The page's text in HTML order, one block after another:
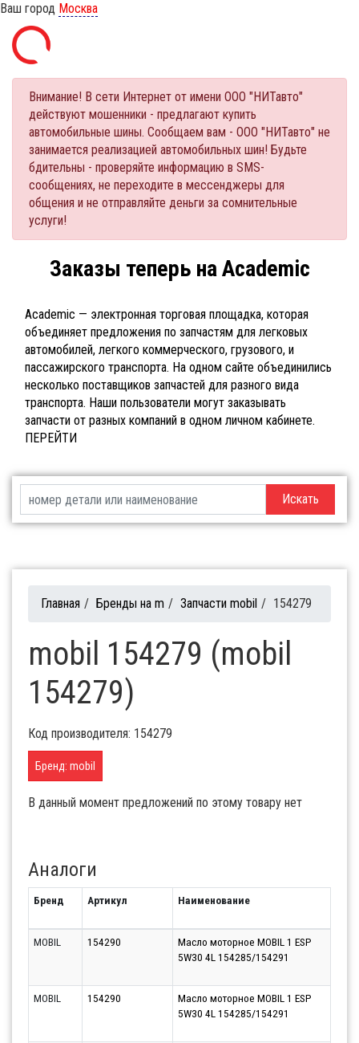
Ваш город Москва
Внимание! В сети Интернет от имени ООО "НИТавто"
действуют мошенники - предлагают купить
автомобильные шины. Сообщаем вам - ООО "НИТавто" не
занимается реализацией автомобильных шин! Будьте
бдительны - проверяйте информацию в SMS-
сообщениях, не переходите в мессенджеры для
общения и не отправляйте деньги за сомнительные
услуги!
Заказы теперь на Academic
Academic — электронная торговая площадка, которая
объединяет предложения по запчастям для легковых
автомобилей, легкого коммерческого, грузового, и
пассажирского транспорта. На одном сайте объединились
несколько поставщиков запчастей для разного вида
транспорта. Наши пользователи могут заказывать
запчасти от разных компаний в одном личном кабинете.
ПЕРЕЙТИ
Искать
Главная / Бренды на m / Запчасти mobil / 154279
mobil 154279 (mobil
154279)
Код производителя: 154279
Бренд: mobil
В данный момент предложений по этому товару нет
Аналоги
Бренд Артикул Наименование
MOBIL 154290
Масло моторное MOBIL 1 ESP
5W30 4L 154285/154291
MOBIL
154290
Масло моторное MOBIL 1 ESP
5W30 4L 154285/154291